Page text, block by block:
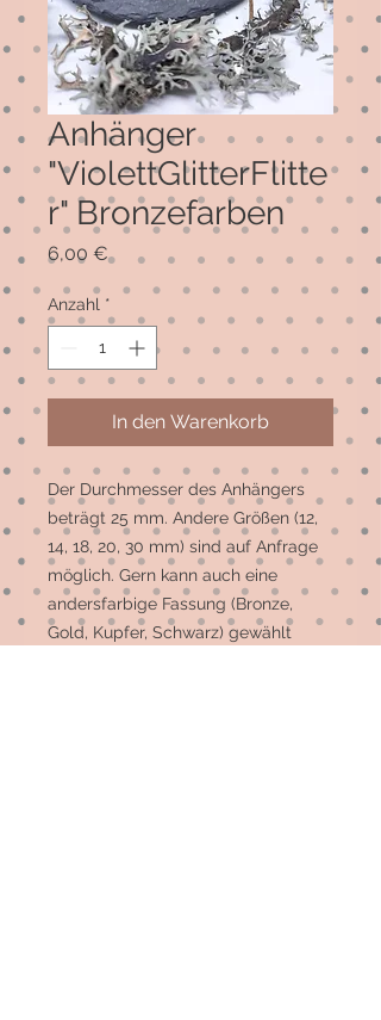
Anhänger
"ViolettGlitterFlitte
r" Bronzefarben
6,00 €Preis
Anzahl *
In den Warenkorb
Der Durchmesser des Anhängers
beträgt 25 mm. Andere Größen (12,
14, 18, 20, 30 mm) sind auf Anfrage
möglich. Gern kann auch eine
andersfarbige Fassung (Bronze,
Gold, Kupfer, Schwarz) gewählt